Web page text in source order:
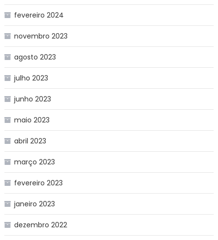
fevereiro 2024
novembro 2023
agosto 2023
julho 2023
junho 2023
maio 2023
abril 2023
março 2023
fevereiro 2023
janeiro 2023
dezembro 2022